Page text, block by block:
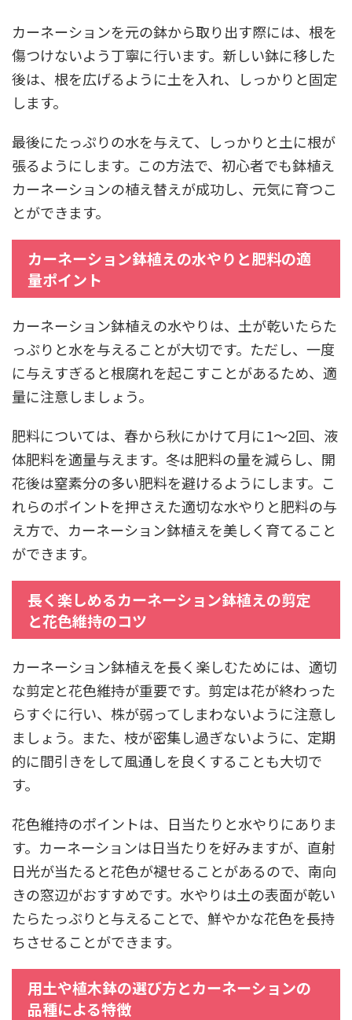
カーネーションを元の鉢から取り出す際には、根を
傷つけないよう丁寧に行います。新しい鉢に移した
後は、根を広げるように土を入れ、しっかりと固定
します。
最後にたっぷりの水を与えて、しっかりと土に根が
張るようにします。この方法で、初心者でも鉢植え
カーネーションの植え替えが成功し、元気に育つこ
とができます。
カーネーション鉢植えの水やりと肥料の適
量ポイント
カーネーション鉢植えの水やりは、土が乾いたらた
っぷりと水を与えることが大切です。ただし、一度
に与えすぎると根腐れを起こすことがあるため、適
量に注意しましょう。
肥料については、春から秋にかけて月に1～2回、液
体肥料を適量与えます。冬は肥料の量を減らし、開
花後は窒素分の多い肥料を避けるようにします。こ
れらのポイントを押さえた適切な水やりと肥料の与
え方で、カーネーション鉢植えを美しく育てること
ができます。
長く楽しめるカーネーション鉢植えの剪定
と花色維持のコツ
カーネーション鉢植えを長く楽しむためには、適切
な剪定と花色維持が重要です。剪定は花が終わった
らすぐに行い、株が弱ってしまわないように注意し
ましょう。また、枝が密集し過ぎないように、定期
的に間引きをして風通しを良くすることも大切で
す。
花色維持のポイントは、日当たりと水やりにありま
す。カーネーションは日当たりを好みますが、直射
日光が当たると花色が褪せることがあるので、南向
きの窓辺がおすすめです。水やりは土の表面が乾い
たらたっぷりと与えることで、鮮やかな花色を長持
ちさせることができます。
用土や植木鉢の選び方とカーネーションの
品種による特徴